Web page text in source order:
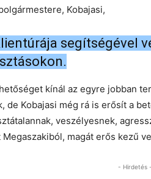
Kobajasi,
segítségével
kínál az egyre jobban
de Kobajasi még rá is erősít a
veszélyesnek,
magát erős kezű
- Hirdetés -